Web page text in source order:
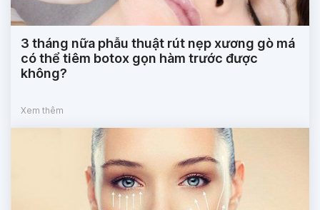
3 tháng nữa phẫu thuật rút nẹp xương gò má
có thể tiêm botox gọn hàm trước được
không?
Xem thêm